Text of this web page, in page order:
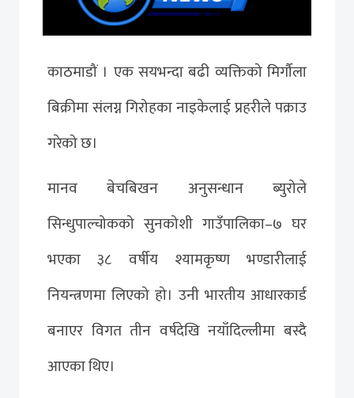
काठमाडौं । एक सयभन्दा बढी व्यक्तिको मिर्गौला
बिक्रीमा संलग्न गिरोहका नाइकेलाई प्रहरीले पक्राउ
गरेको छ।
मानव बेचबिखन अनुसन्धान ब्युरोले
सिन्धुपाल्चोकको सुनकोशी गाउँपालिका–७ घर
भएका ३८ वर्षीय श्यामकृष्ण भण्डारीलाई
नियन्त्रणमा लिएको हो। उनी भारतीय आधारकार्ड
बनाएर विगत तीन वर्षदेखि नयाँदिल्लीमा बस्दै
आएका थिए।